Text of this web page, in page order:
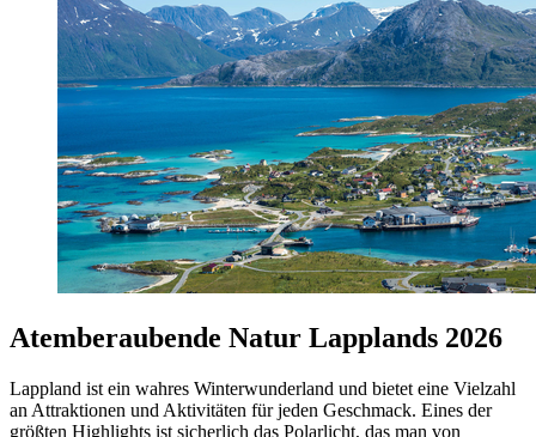
Atemberaubende Natur Lapplands 2026
Lappland ist ein wahres Winterwunderland und bietet eine Vielzahl
an Attraktionen und Aktivitäten für jeden Geschmack. Eines der
größten Highlights ist sicherlich das Polarlicht, das man von